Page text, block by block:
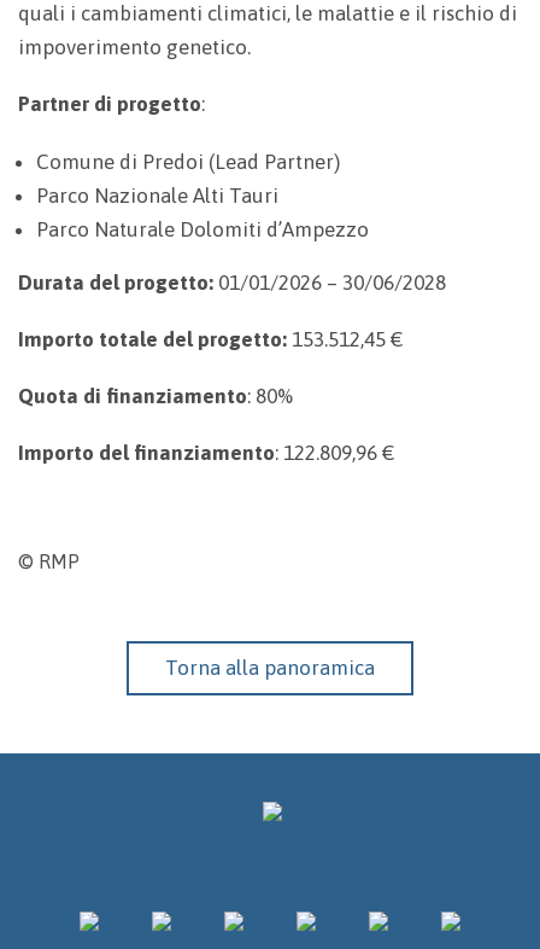
quali i cambiamenti climatici, le malattie e il rischio di
impoverimento genetico.
Partner di progetto:
Comune di Predoi (Lead Partner)
Parco Nazionale Alti Tauri
Parco Naturale Dolomiti d’Ampezzo
Durata del progetto: 01/01/2026 – 30/06/2028
Importo totale del progetto: 153.512,45 €
Quota di finanziamento: 80%
Importo del finanziamento: 122.809,96 €
© RMP
Torna alla panoramica